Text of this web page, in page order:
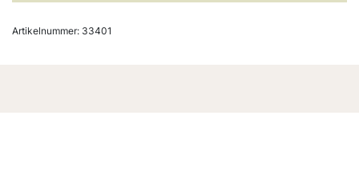
Artikelnummer: 33401